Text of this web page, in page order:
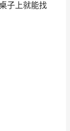
子上就能找